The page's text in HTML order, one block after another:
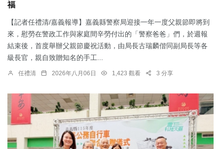
福
【記者任禮清/嘉義報導】嘉義縣警察局迎接一年一度父親節即將到
來，慰勞在警政工作與家庭間辛勞付出的「警察爸爸」們，於週報
結束後，首度舉辦父親節慶祝活動，由局長古瑞麟偕同副局長等各
級長官，親自致贈知名的手工...
任禮清 2026年八月06日 1,423 觀看 3 分享